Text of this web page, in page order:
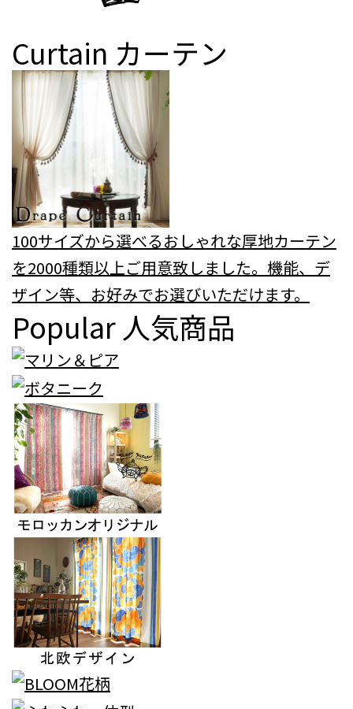
Curtain カーテン
100サイズから選べるおしゃれな厚地カーテン
を2000種類以上ご用意致しました。機能、デ
ザイン等、お好みでお選びいただけます。
Popular 人気商品